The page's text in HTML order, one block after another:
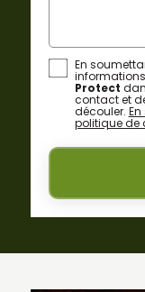
En
Protect
contact et
découler.
politique de